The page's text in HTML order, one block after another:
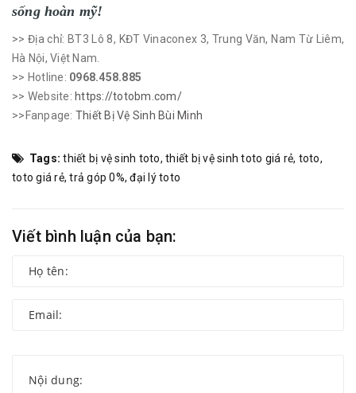
sống hoàn mỹ!
>> Địa chỉ: BT3 Lô 8, KĐT Vinaconex 3, Trung Văn, Nam Từ Liêm,
Hà Nội, Việt Nam.
>> Hotline: 0968.458.885
>> Website: https://totobm.com/
>>Fanpage: Thiết Bị Vệ Sinh Bùi Minh
Tags: thiết bị vệ sinh toto, thiết bị vệ sinh toto giá rẻ, toto,
toto giá rẻ,trả góp 0%,đại lý toto
Viết bình luận của bạn: